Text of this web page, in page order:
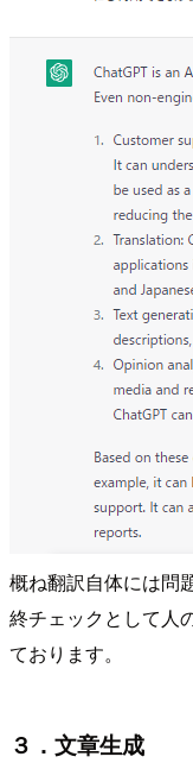
概ね翻訳自体には問
終チェックとして人
ております。
３．文章生成